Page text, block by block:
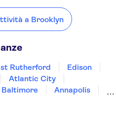
Edison Philadelphia
a Brooklyn
Rutherford
Edison
Atlantic City
Baltimore
Annapolis